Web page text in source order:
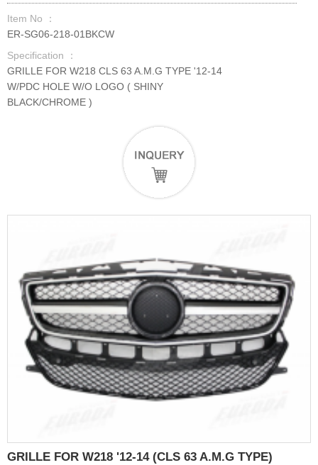
Item No ：
ER-SG06-218-01BKCW
Specification ：
GRILLE FOR W218 CLS 63 A.M.G TYPE '12-14
W/PDC HOLE W/O LOGO ( SHINY
BLACK/CHROME )
GRILLE FOR W218 '12-14 (CLS 63 A.M.G TYPE)